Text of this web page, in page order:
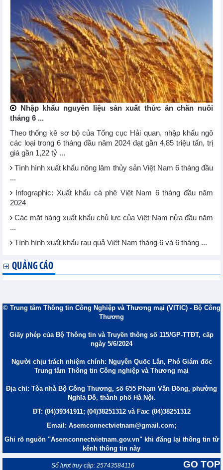
Nhập khẩu nguyên liệu sản xuất thức ăn chăn nuôi
tháng 6 ...
Theo thống kê sơ bộ của Tổng cục Hải quan, nhập khẩu ngô
các loại trong 6 tháng đầu năm 2024 đạt gần 4,85 triệu tấn, trị
giá gần 1,22 tỷ ...
Tình hình xuất khẩu nông lâm thủy sản Việt Nam 6 tháng đầu
...
Infographic: Xuất khẩu cà phê Việt Nam 6 tháng đầu năm
2024
Các mặt hàng xuất khẩu chủ lực của Việt Nam nửa đầu năm
...
Tình hình xuất khẩu rau quả Việt Nam tháng 6 và 6 tháng ...
QUẢNG CÁO
© Trung tâm Thông tin Công Nghiệp và Thương mại (VITIC) - Bộ Công
Thương
Giấy phép của Bộ Thông tin và Truyền thông số 115/GP-TTĐT, cấp
ngày 5/6/2024
Người chịu trách nhiệm chính: Nguyễn Quốc Lân, Phó Giám đốc
Trung tâm Thông tin Công nghiệp và Thương mại
Địa chỉ: Tòa nhà Bộ Công Thương, số 655 Phạm Văn Đồng, phường
Nghĩa Đô, thành phố Hà Nội.
ĐT: (04)39341911; (04)38251312 và Fax: (04)38251312
Email: Asemconnectvietnam@gmail.com;
Ghi rõ nguồn "Asemconnectvietnam.gov.vn" khi đăng lại thông tin từ
kênh thông tin này
GO TOP
Số lượt truy cập: 25743584116